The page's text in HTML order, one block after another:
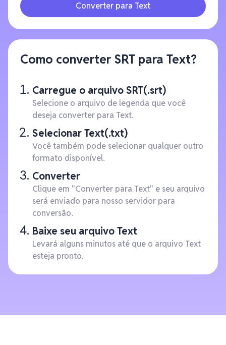
Converter para Text
Como converter SRT para Text?
Carregue o arquivo SRT(.srt)
Selecione o arquivo de legenda que você
deseja converter para Text.
Selecionar Text(.txt)
Você também pode selecionar qualquer outro
formato disponível.
Converter
Clique em "Converter para Text" e seu arquivo
será enviado para nosso servidor para
conversão.
Baixe seu arquivo Text
Levará alguns minutos até que o arquivo Text
esteja pronto.